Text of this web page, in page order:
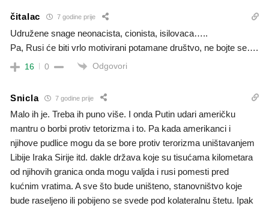
čitalac 7 godine prije
Udružene snage neonacista, cionista, isilovaca…..
Pa, Rusi će biti vrlo motivirani potamane društvo, ne bojte se….
16 0 Odgovori
Snicla 7 godine prije
Malo ih je. Treba ih puno više. I onda Putin udari američku
mantru o borbi protiv tetorizma i to. Pa kada amerikanci i
njihove pudlice mogu da se bore protiv terorizma uništavanjem
Libije Iraka Sirije itd. dakle država koje su tisućama kilometara
od njihovih granica onda mogu valjda i rusi pomesti pred
kućnim vratima. A sve što bude uništeno, stanovništvo koje
bude raseljeno ili pobijeno se svede pod kolateralnu štetu. Ipak